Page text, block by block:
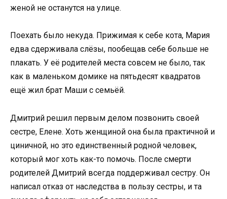
женой не останутся на улице.
Поехать было некуда. Прижимая к себе кота, Мария
едва сдерживала слёзы, пообещав себе больше не
плакать. У её родителей места совсем не было, так
как в маленьком домике на пятьдесят квадратов
ещё жил брат Маши с семьёй.
Дмитрий решил первым делом позвонить своей
сестре, Елене. Хоть женщиной она была практичной и
циничной, но это единственный родной человек,
который мог хоть как-то помочь. После смерти
родителей Дмитрий всегда поддерживал сестру. Он
написал отказ от наследства в пользу сестры, и та